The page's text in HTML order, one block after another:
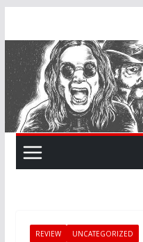
content
REVIEW UNCATEGORIZED